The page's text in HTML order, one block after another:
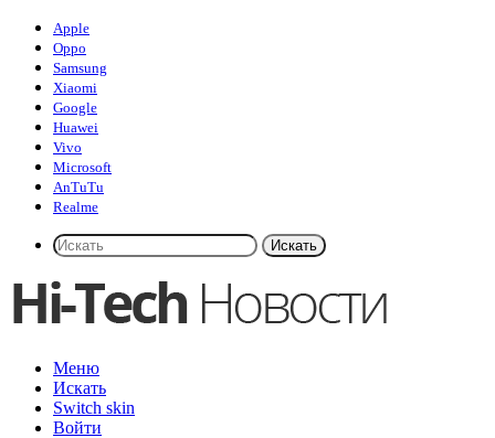
Apple
Oppo
Samsung
Xiaomi
Google
Huawei
Vivo
Microsoft
AnTuTu
Realme
Искать
Меню
Искать
Switch skin
Войти